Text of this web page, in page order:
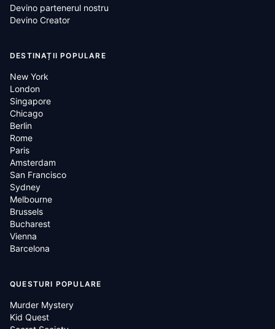
Devino partenerul nostru
Devino Creator
DESTINAȚII POPULARE
New York
London
Singapore
Chicago
Berlin
Rome
Paris
Amsterdam
San Francisco
Sydney
Melbourne
Brussels
Bucharest
Vienna
Barcelona
QUESTURI POPULARE
Murder Mystery
Kid Quest